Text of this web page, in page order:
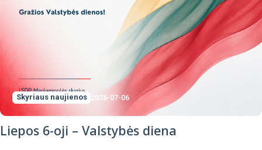
Skyriaus naujienos 2026-07-06
Liepos 6-oji – Valstybės diena